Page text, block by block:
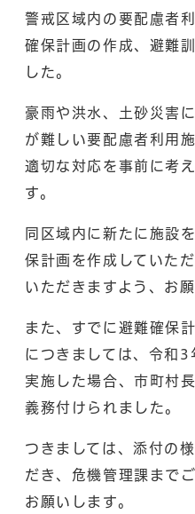
警戒区域内の要配慮者
確保計画の作成、避難
した。
豪雨や洪水、土砂災害
が難しい要配慮者利用
適切な対応を事前に考
す。
同区域内に新たに施設
保計画を作成していた
いただきますよう、お願
また、すでに避難確保
につきましては、令和
実施した場合、市町村
義務付けられました。
つきましては、添付の
だき、危機管理課まで
お願いします。